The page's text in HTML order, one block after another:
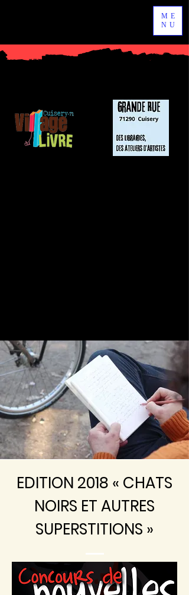
ME
NU
EDITION 2018 « CHATS
NOIRS ET AUTRES
SUPERSTITIONS »